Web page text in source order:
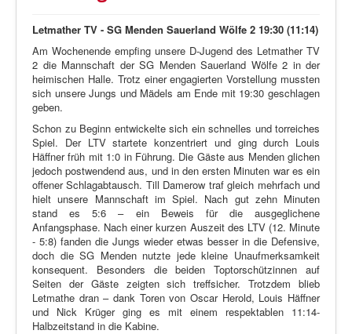
Letmather TV - SG Menden Sauerland Wölfe 2 19:30 (11:14)
Am Wochenende empfing unsere D-Jugend des Letmather TV
2 die Mannschaft der SG Menden Sauerland Wölfe 2 in der
heimischen Halle. Trotz einer engagierten Vorstellung mussten
sich unsere Jungs und Mädels am Ende mit 19:30 geschlagen
geben.
Schon zu Beginn entwickelte sich ein schnelles und torreiches
Spiel. Der LTV startete konzentriert und ging durch Louis
Häffner früh mit 1:0 in Führung. Die Gäste aus Menden glichen
jedoch postwendend aus, und in den ersten Minuten war es ein
offener Schlagabtausch. Till Damerow traf gleich mehrfach und
hielt unsere Mannschaft im Spiel. Nach gut zehn Minuten
stand es 5:6 – ein Beweis für die ausgeglichene
Anfangsphase. Nach einer kurzen Auszeit des LTV (12. Minute
- 5:8) fanden die Jungs wieder etwas besser in die Defensive,
doch die SG Menden nutzte jede kleine Unaufmerksamkeit
konsequent. Besonders die beiden Toptorschützinnen auf
Seiten der Gäste zeigten sich treffsicher. Trotzdem blieb
Letmathe dran – dank Toren von Oscar Herold, Louis Häffner
und Nick Krüger ging es mit einem respektablen 11:14-
Halbzeitstand in die Kabine.